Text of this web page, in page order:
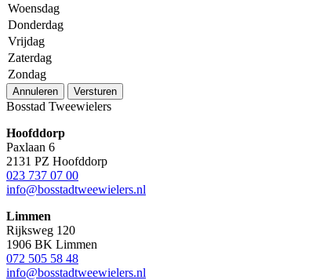
Woensdag
Donderdag
Vrijdag
Zaterdag
Zondag
Annuleren Versturen
Bosstad Tweewielers
Hoofddorp
Paxlaan 6
2131 PZ Hoofddorp
023 737 07 00
info@bosstadtweewielers.nl
Limmen
Rijksweg 120
1906 BK Limmen
072 505 58 48
info@bosstadtweewielers.nl